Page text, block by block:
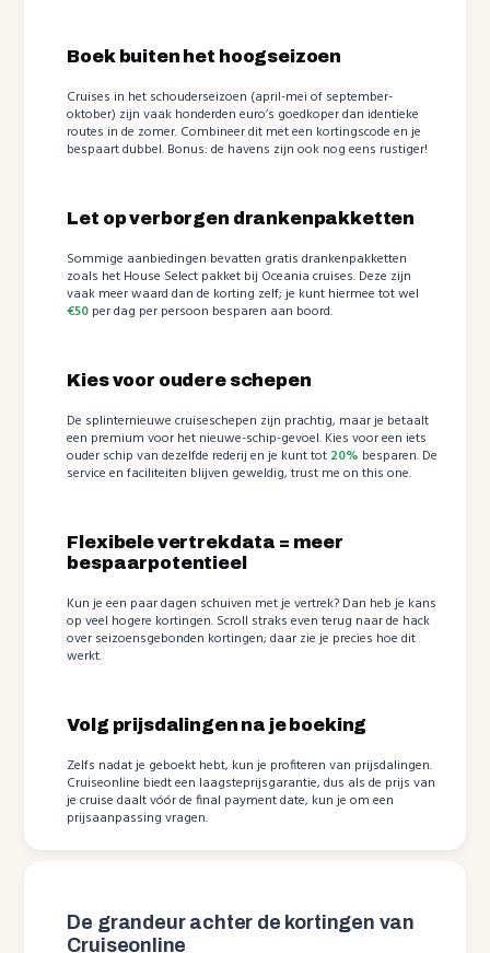
Boek buiten het hoogseizoen
Cruises in het schouderseizoen (april-mei of september-
oktober) zijn vaak honderden euro’s goedkoper dan identieke
routes in de zomer. Combineer dit met een kortingscode en je
bespaart dubbel. Bonus: de havens zijn ook nog eens rustiger!
Let op verborgen drankenpakketten
Sommige aanbiedingen bevatten gratis drankenpakketten
zoals het House Select pakket bij Oceania cruises. Deze zijn
vaak meer waard dan de korting zelf; je kunt hiermee tot wel
€50 per dag per persoon besparen aan boord.
Kies voor oudere schepen
De splinternieuwe cruiseschepen zijn prachtig, maar je betaalt
een premium voor het nieuwe-schip-gevoel. Kies voor een iets
ouder schip van dezelfde rederij en je kunt tot 20% besparen. De
service en faciliteiten blijven geweldig, trust me on this one.
Flexibele vertrekdata = meer
bespaarpotentieel
Kun je een paar dagen schuiven met je vertrek? Dan heb je kans
op veel hogere kortingen. Scroll straks even terug naar de hack
over seizoensgebonden kortingen; daar zie je precies hoe dit
werkt.
Volg prijsdalingen na je boeking
Zelfs nadat je geboekt hebt, kun je profiteren van prijsdalingen.
Cruiseonline biedt een laagsteprijsgarantie, dus als de prijs van
je cruise daalt vóór de final payment date, kun je om een
prijsaanpassing vragen.
De grandeur achter de kortingen van
Cruiseonline